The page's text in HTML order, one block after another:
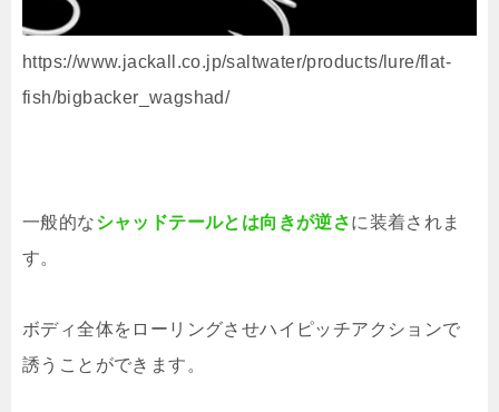
https://www.jackall.co.jp/saltwater/products/lure/flat-
fish/bigbacker_wagshad/
一般的なシャッドテールとは向きが逆さに装着されま
す。
ボディ全体をローリングさせハイピッチアクションで
誘うことができます。